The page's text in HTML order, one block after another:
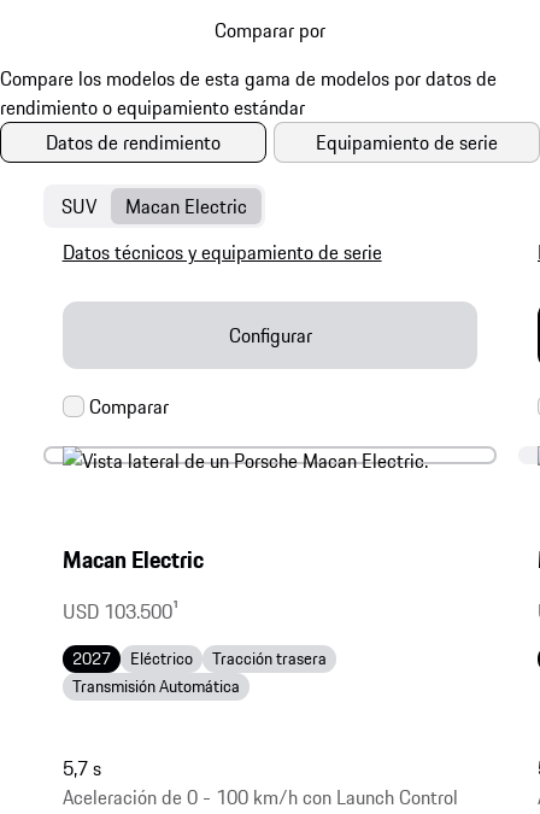
Comparar por
Datos de rendimiento Equipamiento de serie
SUV Macan Electric
Macan Electric
USD 103.5001
2027 Eléctrico
Tracción trasera
Transmisión Automática
5,7 s
Aceleración de 0 - 100 km/h con Launch Control
Datos técnicos y equipamiento de serie
Configurar